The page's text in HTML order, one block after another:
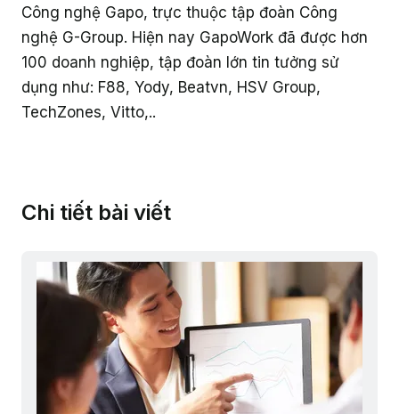
Công nghệ Gapo, trực thuộc tập đoàn Công
nghệ G-Group. Hiện nay GapoWork đã được hơn
100 doanh nghiệp, tập đoàn lớn tin tưởng sử
dụng như: F88, Yody, Beatvn, HSV Group,
TechZones, Vitto,..
Chi tiết bài viết